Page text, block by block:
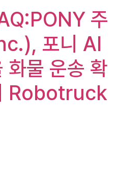
주
포니 AI
물 운송 확
Robotruck